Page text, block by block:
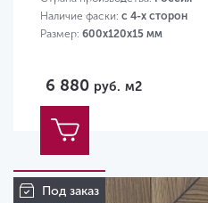
Наличие фаски: с 4-х сторон
Размер: 600х120х15 мм
6 880 руб. м2
Под заказ